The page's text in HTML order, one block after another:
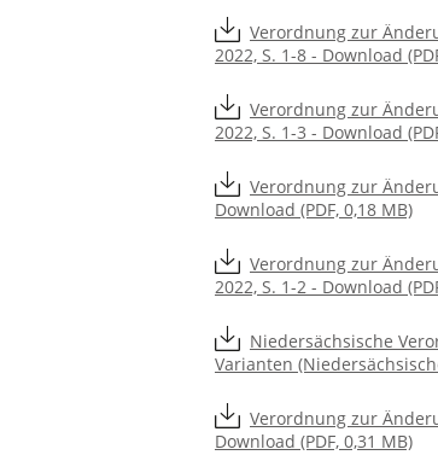
Verordnung zur
2022, S. 1-8 - Download
Verordnung zur
2022, S. 1-3 - Download
Verordnung zur
Download (PDF, 0,18 MB)
Verordnung zur
2022, S. 1-2 - Download
Niedersächsische
Varianten
Verordnung zur
Download (PDF, 0,31 MB)